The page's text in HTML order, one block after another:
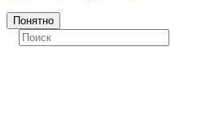
Понятно